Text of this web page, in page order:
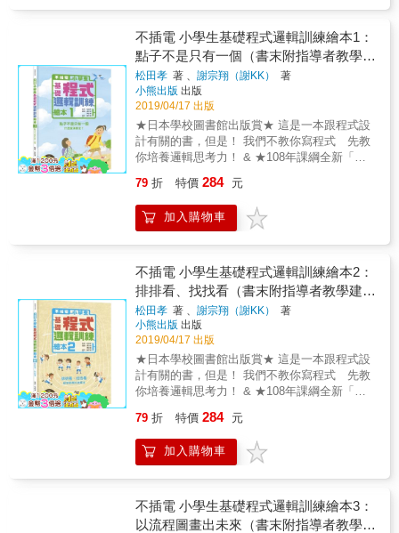
畫藝術力與肢體整合力 5 協力合作：桌遊通常
強化人際關係與合作能力 6.責任榮譽：桌遊通
常有輸贏勝負，獲勝時可建立自信和成就感；
面對挫敗，可培養容忍力和為自己行動負責的
責任感 7. 厚實知識：在設定故事體驗的桌遊
中，可豐富相關領域的知識和熟悉程式設計概
念 8. 享受當下：沒有強烈的時空條件限制，可
與親友充分享受桌遊的樂趣 《不插電程式設計
桌遊》內容特色 豐富多元︰15款能培養自我思
戲難易度、花費時間、參與人數以及準備素材
學習重點︰說明可在遊戲中學習到的「運算思
維」概念 。遊戲步驟︰以圖文方式說明遊戲進
行的步驟 。遊戲小提醒︰補充說明或是遊戲的
關鍵因素 衍生練習︰「再加上思考力」單元 。
挑戰遊戲的升級版 。多元思考遊戲傳達的概念
知識拓展︰「Special Page」單元 。電腦科技
發展新知︰認識程式和軟體的不同、理解何謂
資料壓縮、奇偶校驗位等 。在遊戲中學習︰利
用DIY桌遊來熟悉順序、重複和條件等在編寫程
式時應理解的概念和原理；或是跳凌波舞來學
習關係運算 高CP值︰遊戲素材別冊，共計28組
圖卡 。剪一剪、畫一畫，簡單又好玩 包括︰漢
書等 。動動腦筋想一想，闖關成功我最行 包括
︰裝餅乾比賽、尋寶遊戲等 。多人挑戰更有
趣，演技體能大爆發 包括︰來跳繩吧！如果我
繩、彈珠、餅乾、棋子等 。遊戲圖卡︰桌遊卡
牌、手作圖卡 專家審訂 ‧吳郁芬／ACTC亞洲兒
不插電 小學生基礎程式邏輯訓練繪本1：
點子不是只有一個（書末附指導者教學建
議）
松田孝 著 、謝宗翔（謝KK）
著
小熊出版 出版
2019/04/17 出版
★日本學校圖書館出版賞★ 這是一本跟程式設
計有關的書，但是！ 我們不教你寫程式 先教
你培養邏輯思考力！ & ★108年課綱全新「科
孩子的第一本程式設計學前書★ ★書末附指導
者教學建議★ & 每天早上，三姊弟會一起走路
去上學。這一天，他們在途中遇到了雨後的大
水窪，可以跳過去、搬石頭當作墊腳石、或是
脫下鞋子涉水而過；碰到青蛙們過馬路，可以
從旁邊繞過去、踩高蹺跨過去、也可以等青蛙
們全部通過後再走。三姊弟面對問題的解決方
法各有不同，但最後都順利解決問題，這表示
解決問題的方法有很多種，點子往往並非只有
一個。 這是一本和程式設計有關的書籍，但是
我們不會直接教孩子寫程式，也不會讓孩子馬
上使用電腦、鍵盤和滑鼠，而是先培養孩子的
邏輯思考力。首先讓我們認識什麼是演算法
（目的），每個人都會思考該怎麼做（方法）
比較好，這個實現目的的方法就是「演算
法」，而把規畫好的演算法對電腦下指令，就
法來解決各種問題、並採取行動，本書運用各
種生活化的舉例，讓孩子學會有邏輯的思考，
79 折 特價 284 元
加入購物車
不插電 小學生基礎程式邏輯訓練繪本2：
排排看、找找看（書末附指導者教學建
議）
松田孝 著 、謝宗翔（謝KK）
著
小熊出版 出版
2019/04/17 出版
★日本學校圖書館出版賞★ 這是一本跟程式設
計有關的書，但是！ 我們不教你寫程式 先教
你培養邏輯思考力！ & ★108年課綱全新「科
孩子的第一本程式設計學前書★ ★書末附指導
者教學建議★ & 運動會的接力比賽，大家要努
力練習！不過隊伍中的同學們，有些人跑得
多，下課時間又很短，有什麼方法可以迅速找
到書？ 運動會的接力比賽刺激又有趣，除了注
79 折 特價 284 元
加入購物車
不插電 小學生基礎程式邏輯訓練繪本3：
以流程圖畫出未來（書末附指導者教學建